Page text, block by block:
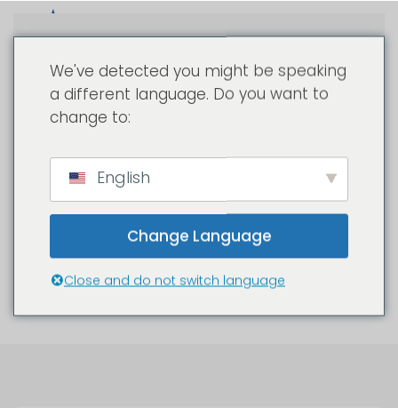
I Nostri Clienti
l’elenco aggiornato dei nostri clienti
abbiamo lavorato in passato e/o stiamo tuttora
lavorando.
We've detected you might be speaking
a different language. Do you want to
change to:
English
Change Language
Close and do not switch language